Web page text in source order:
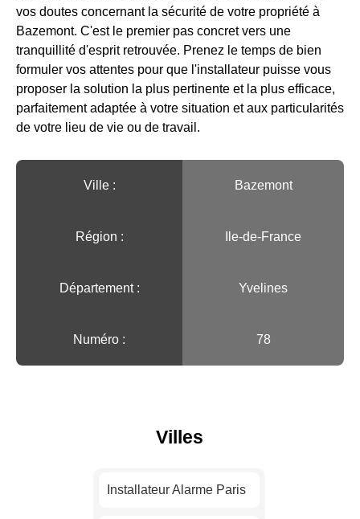
vos doutes concernant la sécurité de votre propriété à
Bazemont. C'est le premier pas concret vers une
tranquillité d'esprit retrouvée. Prenez le temps de bien
formuler vos attentes pour que l'installateur puisse vous
proposer la solution la plus pertinente et la plus efficace,
parfaitement adaptée à votre situation et aux particularités
de votre lieu de vie ou de travail.
Ville :️ Bazemont
Région :️ Ile-de-France
Département : Yvelines
Numéro : 78
Villes
Installateur Alarme Paris